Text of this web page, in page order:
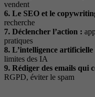
vendent
6. Le SEO et le
recherche
7. Déclencher l’action :
pratiques
8. L’intelligence
limites des IA
9. Rédiger des emails qui
RGPD, éviter le spam